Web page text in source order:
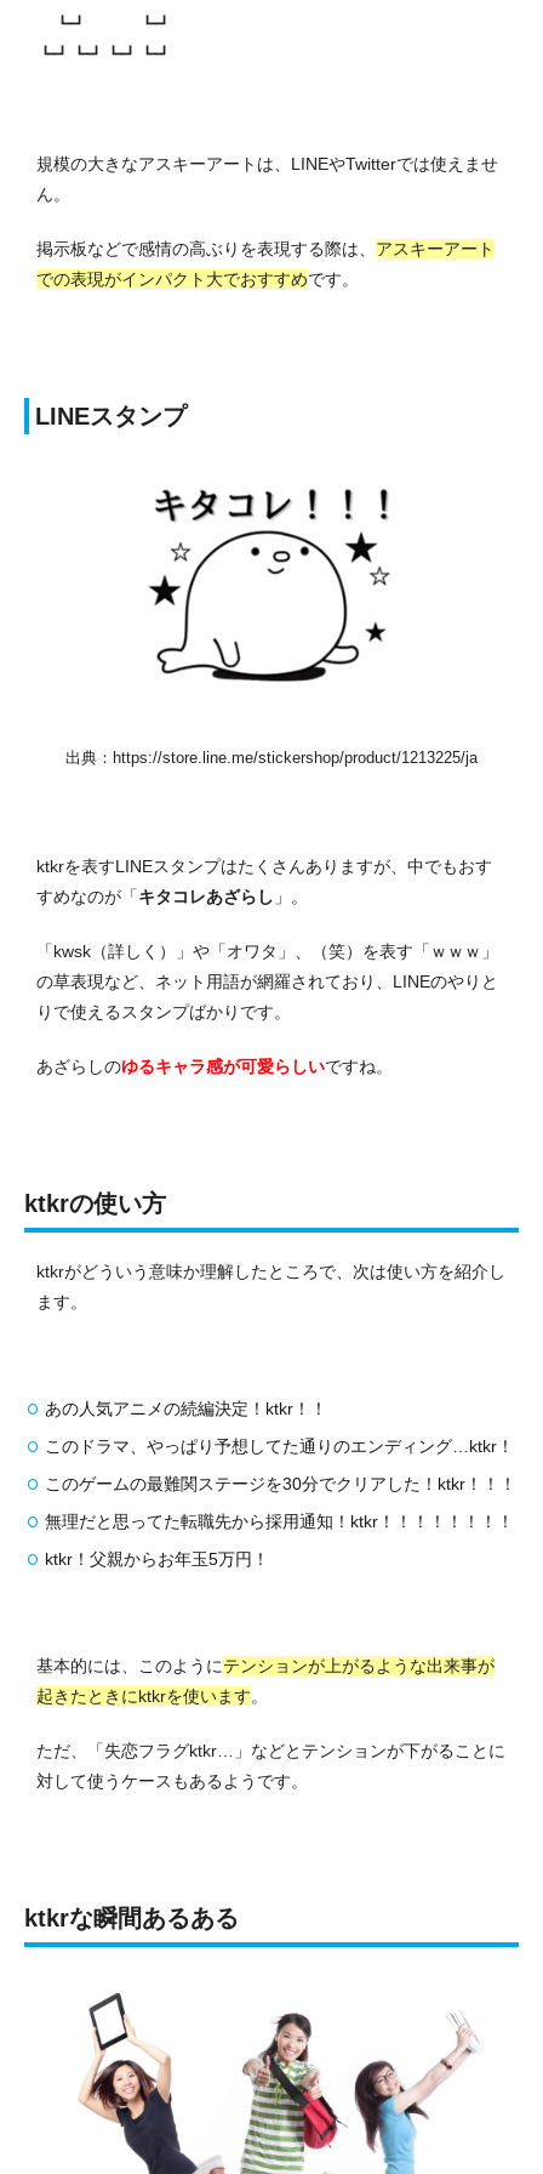
┗┛ ┗┛
┗┛┗┛┗┛┗┛
規模の大きなアスキーアートは、LINEやTwitterでは使えませ
ん。
掲示板などで感情の高ぶりを表現する際は、 アスキーアート
での表現がインパクト大でおすすめです。
LINEスタンプ
出典： https://store.line.me/stickershop/product/1213225/ja
ktkrを表すLINEスタンプはたくさんありますが、中でもおす
すめなのが「キタコレあざらし 」。
「kwsk（詳しく）」や「オワタ」、（笑）を表す「ｗｗｗ」
の草表現など、ネット用語が網羅されており、LINEのやりと
りで使えるスタンプばかりです。
あざらしのゆるキャラ感が可愛らしいですね。
ktkrの使い方
ktkrがどういう意味か理解したところで、次は使い方を紹介し
ます。
あの人気アニメの続編決定！ktkr！！
このドラマ、やっぱり予想してた通りのエンディング…ktkr！
このゲームの最難関ステージを30分でクリアした！ktkr！！！
無理だと思ってた転職先から採用通知！ktkr！！！！！！！！
ktkr！父親からお年玉5万円！
基本的には、このようにテンションが上がるような出来事が
起きたときにktkrを使います。
ただ、「失恋フラグktkr…」などとテンションが下がることに
対して使うケースもあるようです。
ktkrな瞬間あるある